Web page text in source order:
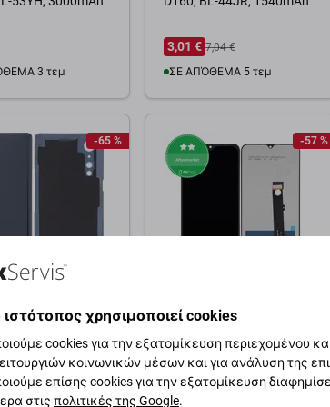
3 τεμ
3,01 € 7,04 €
ΣΕ ΑΠΌΘΕΜΑ 5 τεμ
-65 %
Μπαταρίας για
Phone 6 Pro |
| Storm White |
R7A020 | Service
-57 %
Οθόνη με οθόνη αφής για
LG K41S, Aftermarket
χρησιμοποιεί cookies
cookies για την εξατομίκευση περιεχομένου
κοινωνικών μέσων και για ανάλυση της
επίσης cookies για την εξατομίκευση
στις πολιτικές της Google.